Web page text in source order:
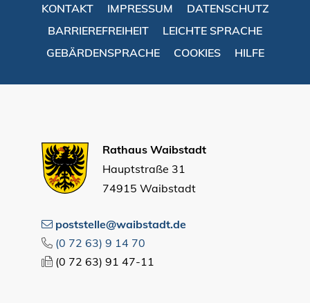
KONTAKT IMPRESSUM
DATENSCHUTZ
BARRIEREFREIHEIT
LEICHTE SPRACHE
GEBÄRDENSPRACHE
COOKIES HILFE
Rathaus Waibstadt
Hauptstraße 31
74915 Waibstadt
poststelle@waibstadt.de
(0 72 63) 9 14 70
(0 72 63) 91 47-11